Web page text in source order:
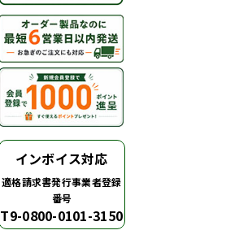
インボイス対応
適格請求書発行事業者登録
番号
T9-0800-0101-3150